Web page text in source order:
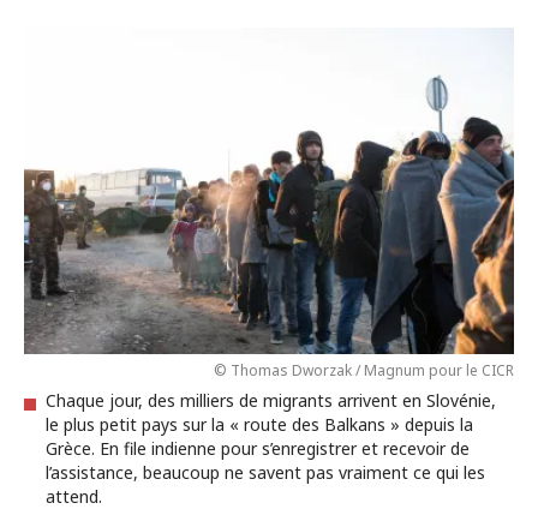
© Thomas Dworzak / Magnum pour le CICR
Chaque jour, des milliers de migrants arrivent en Slovénie,
le plus petit pays sur la « route des Balkans » depuis la
Grèce. En file indienne pour s’enregistrer et recevoir de
l’assistance, beaucoup ne savent pas vraiment ce qui les
attend.